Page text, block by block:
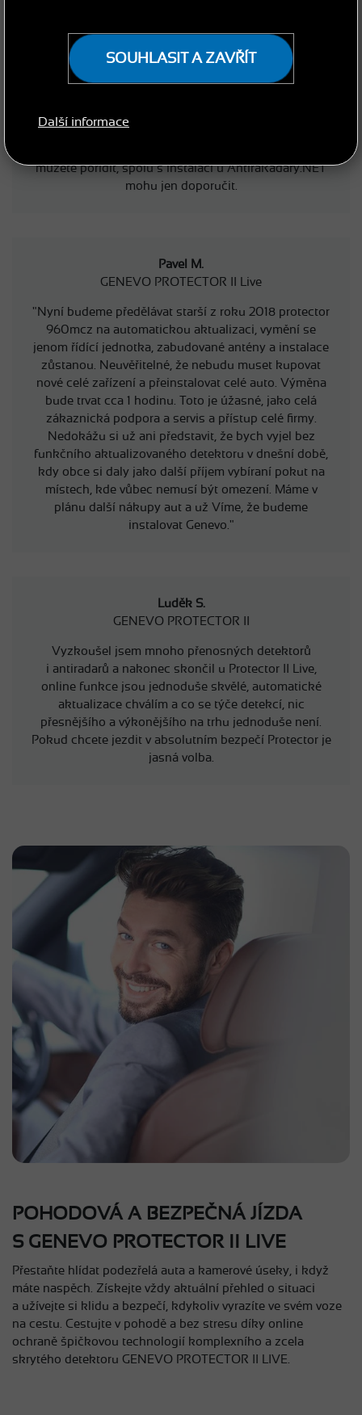
SOUHLASIT A ZAVŘÍT
Další informace
GENEVO PROTECTOR
S Protectorem jezdím již několik let a již si nedokážu
představit vyrazit bez něj. Nejsem závodník, ale ročně
dovolit ohrozit svůj řidičský průkaz. Protector mi
umožňuje soustředit se na podstatnější věci než co
můžete pořídit, spolu s instalací u AntiraRadary.NET
mohu jen doporučit.
Pavel M.
GENEVO PROTECTOR II Live
"Nyní budeme předělávat starší z roku 2018 protector
960mcz na automatickou aktualizaci, vymění se
jenom řídící jednotka, zabudované antény a instalace
zůstanou. Neuvěřitelné, že nebudu muset kupovat
nové celé zařízení a přeinstalovat celé auto. Výměna
bude trvat cca 1 hodinu. Toto je úžasné, jako celá
zákaznická podpora a servis a přístup celé firmy.
Nedokážu si už ani představit, že bych vyjel bez
funkčního aktualizovaného detektoru v dnešní době,
kdy obce si daly jako další příjem vybíraní pokut na
místech, kde vůbec nemusí být omezení. Máme v
plánu další nákupy aut a už Víme, že budeme
instalovat Genevo."
Luděk S.
GENEVO PROTECTOR II
Vyzkoušel jsem mnoho přenosných detektorů
i antiradarů a nakonec skončil u Protector II Live,
online funkce jsou jednoduše skvělé, automatické
aktualizace chválím a co se týče detekcí, nic
přesnějšího a výkonějšího na trhu jednoduše není.
Pokud chcete jezdit v absolutním bezpečí Protector je
jasná volba.
POHODOVÁ A BEZPEČNÁ JÍZDA
S GENEVO PROTECTOR II LIVE
Přestaňte hlídat podezřelá auta a kamerové úseky, i když
máte naspěch. Získejte vždy aktuální přehled o situaci
a užívejte si klidu a bezpečí, kdykoliv vyrazíte ve svém voze
na cestu. Cestujte v pohodě a bez stresu díky online
ochraně špičkovou technologií komplexního a zcela
skrytého detektoru GENEVO PROTECTOR II LIVE.